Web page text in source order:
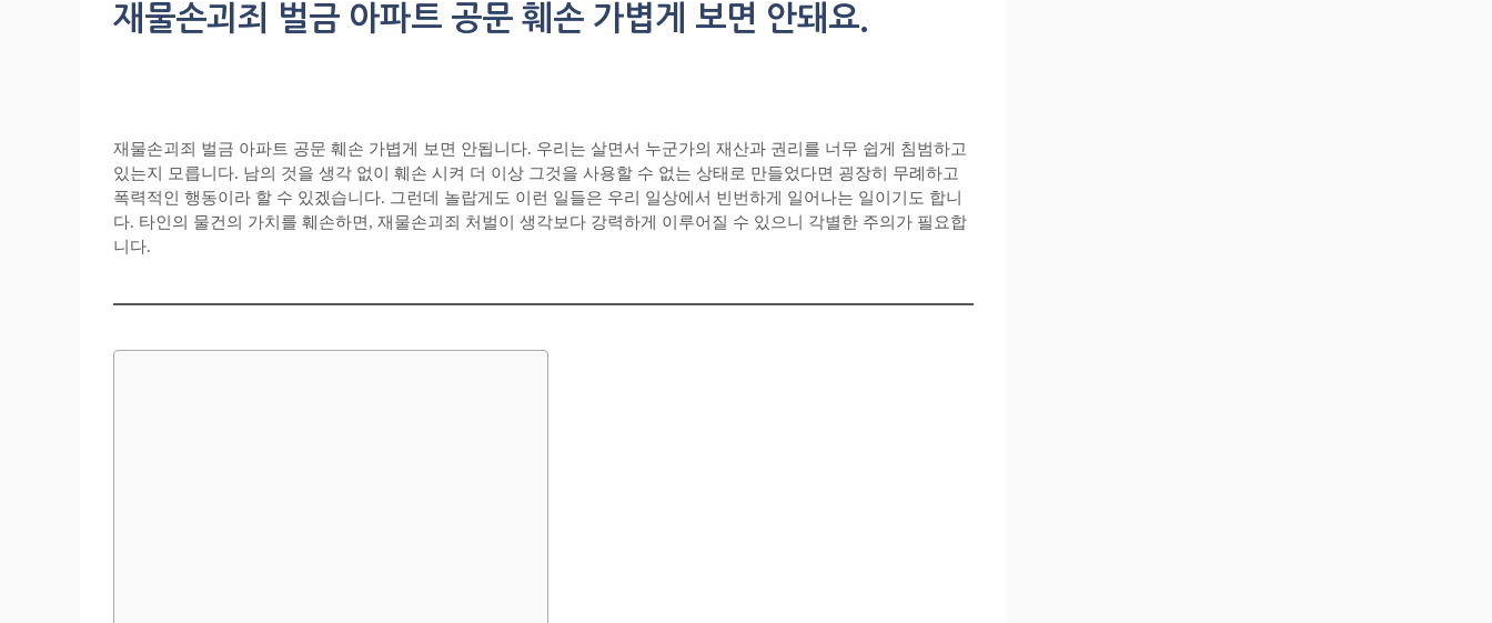
재물손괴죄 벌금 아파트 공문 훼손 가볍게 보면 안돼요.
재물손괴죄 벌금 아파트 공문 훼손 가볍게 보면 안됩니다. 우리는 살면서 누군가의 재산과 권리를 너무 쉽게 침범하고
있는지 모릅니다. 남의 것을 생각 없이 훼손 시켜 더 이상 그것을 사용할 수 없는 상태로 만들었다면 굉장히 무례하고
폭력적인 행동이라 할 수 있겠습니다. 그런데 놀랍게도 이런 일들은 우리 일상에서 빈번하게 일어나는 일이기도 합니
다. 타인의 물건의 가치를 훼손하면, 재물손괴죄 처벌이 생각보다 강력하게 이루어질 수 있으니 각별한 주의가 필요합
니다.